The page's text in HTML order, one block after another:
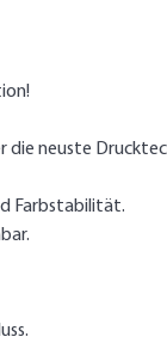
die neuste
Farbstabilität.